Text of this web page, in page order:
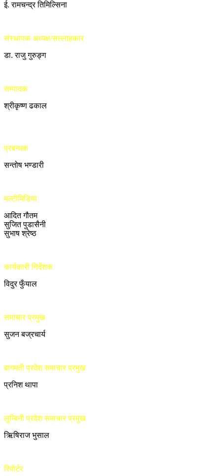
ई. रामचन्द्र तिमिल्सिना
संस्थापक अध्यक्ष/सल्लाहकार
डा. राजु गुरुङ्ग
सम्पादक
श्रीकृष्ण ढकाल
प्रबन्धक
सन्तोष भण्डारी
मल्टीमिडिया
आदित गौतम
सुजित पुडासैनी
सुभाष श्रेष्ठ
कार्यकारी निर्देशक
विदुर फुँयाल
समाचार प्रमुख
सुजन बज्रचार्य
बागमती प्रदेश समाचार प्रमुख
प्रनिश थापा
लुम्बिनी प्रदेश समाचार प्रमुख
ऋिषिराज भुसाल
रिपोर्टर